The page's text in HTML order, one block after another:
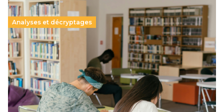
Analyses et décryptages
Supérieur privé : une dérive qui met à mal la
promesse républicaine
11 juillet 2026-
Le projet de loi sur la régulation de l’enseignement
supérieur privé met en lumière l’amplification d’un système
qui relègue l’acte pédagogique au superfétatoire, voire à…